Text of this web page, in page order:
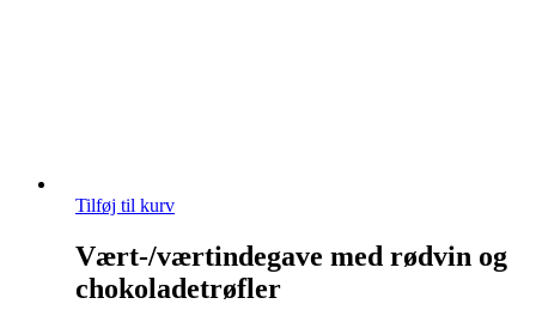
Tilføj til kurv
Vært-/værtindegave med rødvin og
chokoladetrøfler